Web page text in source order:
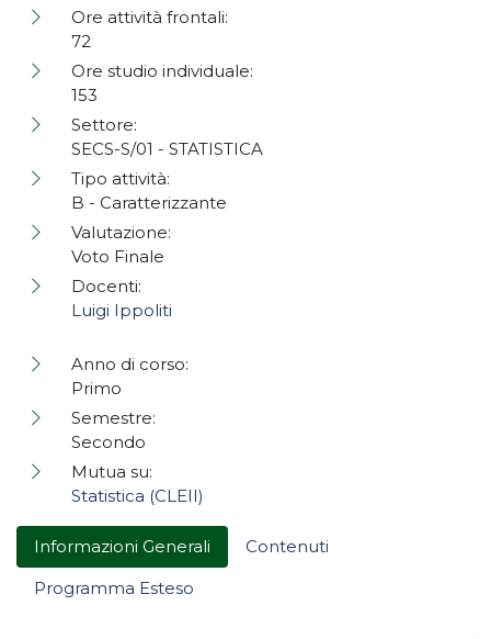
Informazioni Generali
Contenuti
Programma Esteso
Ore attività frontali:
72
Ore studio individuale:
153
Settore:
SECS-S/01 - STATISTICA
Tipo attività:
B - Caratterizzante
Valutazione:
Voto Finale
Docenti:
Luigi Ippoliti
Anno di corso:
Primo
Semestre:
Secondo
Mutua su:
Statistica (CLEII)